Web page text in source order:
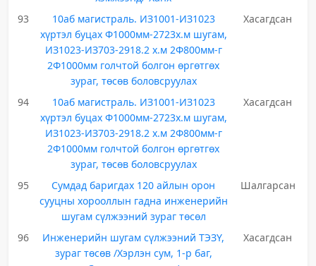
93
10аб магистраль. ИЗ1001-ИЗ1023
хүртэл буцах Ф1000мм-2723х.м шугам,
ИЗ1023-ИЗ703-2918.2 х.м 2Ф800мм-г
2Ф1000мм голчтой болгон өргөтгөх
зураг, төсөв боловсруулах
Хасагдсан
94
10аб магистраль. ИЗ1001-ИЗ1023
хүртэл буцах Ф1000мм-2723х.м шугам,
ИЗ1023-ИЗ703-2918.2 х.м 2Ф800мм-г
2Ф1000мм голчтой болгон өргөтгөх
зураг, төсөв боловсруулах
Хасагдсан
95
Сумдад баригдах 120 айлын орон
сууцны хорооллын гадна инженерийн
шугам сүлжээний зураг төсөл
Шалгарсан
96
Инженерийн шугам сүлжээний ТЭЗҮ,
зураг төсөв /Хэрлэн сум, 1-р баг,
Хасагдсан